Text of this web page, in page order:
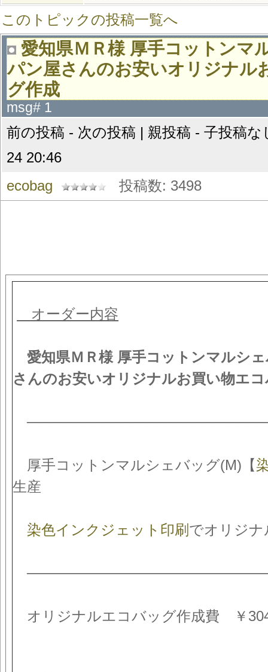
このトピックの投稿一覧へ
愛知県ＭＲ様 厚手コットンマ
パン屋さんのお安いオリジナル
グ作成
msg# 1
前の投稿 - 次の投稿 | 親投稿 - 子投稿な
24 20:46
ecobag
投稿数: 3498
オーダー内容
愛知県ＭＲ様 厚手コットンマルシ
さんのお安いオリジナルお買い物エ
厚手コットンマルシェバッグ(M)【
生産
染色インクジェット印刷 でオリジ
オリジナルエコバッグ作成費 ￥